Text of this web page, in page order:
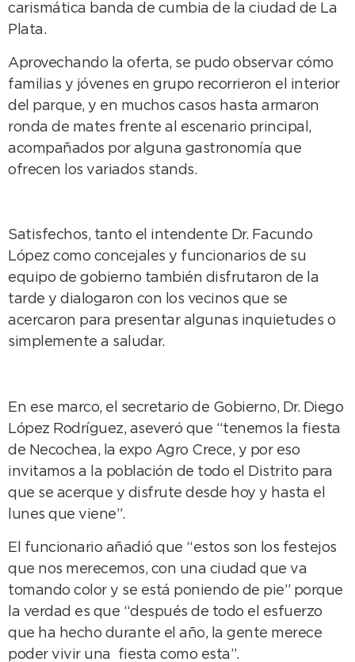
carismática banda de cumbia de la ciudad de La
Plata.
Aprovechando la oferta, se pudo observar cómo
familias y jóvenes en grupo recorrieron el interior
del parque, y en muchos casos hasta armaron
ronda de mates frente al escenario principal,
acompañados por alguna gastronomía que
ofrecen los variados stands.
Satisfechos, tanto el intendente Dr. Facundo
López como concejales y funcionarios de su
equipo de gobierno también disfrutaron de la
tarde y dialogaron con los vecinos que se
acercaron para presentar algunas inquietudes o
simplemente a saludar.
En ese marco, el secretario de Gobierno, Dr. Diego
López Rodríguez, aseveró que “tenemos la fiesta
de Necochea, la expo Agro Crece, y por eso
invitamos a la población de todo el Distrito para
que se acerque y disfrute desde hoy y hasta el
lunes que viene”.
El funcionario añadió que “estos son los festejos
que nos merecemos, con una ciudad que va
tomando color y se está poniendo de pie” porque
la verdad es que “después de todo el esfuerzo
que ha hecho durante el año, la gente merece
poder vivir una fiesta como esta”.